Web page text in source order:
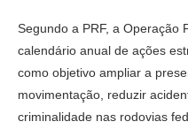
Segundo a PRF, a Operação
calendário anual de ações
como objetivo ampliar a
movimentação, reduzir
criminalidade nas rodovias